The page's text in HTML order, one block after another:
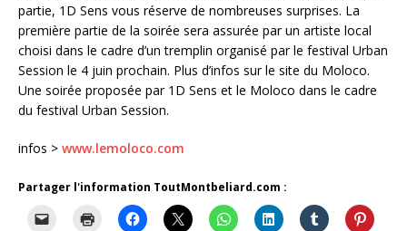
partie, 1D Sens vous réserve de nombreuses surprises. La
première partie de la soirée sera assurée par un artiste local
choisi dans le cadre d’un tremplin organisé par le festival Urban
Session le 4 juin prochain. Plus d’infos sur le site du Moloco.
Une soirée proposée par 1D Sens et le Moloco dans le cadre
du festival Urban Session.
infos > www.lemoloco.com
Partager l'information ToutMontbeliard.com :